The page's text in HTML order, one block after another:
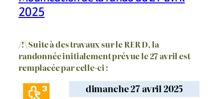
2025
/!\ Suite à des travaux sur le RER D, la
randonnée initialement prévue le 27 avril est
remplacée par celle-ci :
dimanche 27 avril 2025